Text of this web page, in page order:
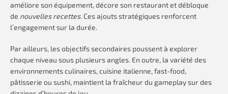
améliore son équipement, décore son restaurant et débloque
de nouvelles recettes. Ces ajouts stratégiques renforcent
l’engagement sur la durée.
Par ailleurs, les objectifs secondaires poussent à explorer
chaque niveau sous plusieurs angles. En outre, la variété des
environnements culinaires, cuisine italienne, fast-food,
pâtisserie ou sushi, maintient la fraîcheur du gameplay sur des